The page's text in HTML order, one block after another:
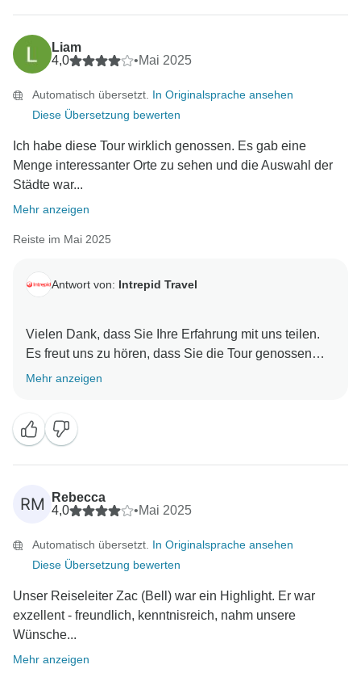
Erfahrung bereichert hat. Wir freuen uns darauf, Sie
bald bei einem weiteren Intrepid-Abenteuer begrüßen
Liam
4,0
•Mai 2025
Automatisch übersetzt. In Originalsprache ansehen
Diese Übersetzung bewerten
Ich habe diese Tour wirklich genossen. Es gab eine
Menge interessanter Orte zu sehen und die Auswahl der
Städte war...
Mehr anzeigen
Reiste im Mai 2025
Antwort von: Intrepid Travel
Vielen Dank, dass Sie Ihre Erfahrung mit uns teilen.
Es freut uns zu hören, dass Sie die Tour genossen
haben und dass die Städte und Zac einen
Ausgewogenheit der Aktivitäten. Wir werden dies im
Hinterkopf behalten, wenn wir nach Möglichkeiten
suchen, die Erfahrungen unserer Kunden zu
verbessern. Nochmals vielen Dank für Ihre
freundlichen Worte und dafür, dass Sie die Tour
einem unserer Abenteuer begrüßen zu dürfen.
Mehr anzeigen
RM
Rebecca
4,0
•Mai 2025
Automatisch übersetzt. In Originalsprache ansehen
Diese Übersetzung bewerten
Unser Reiseleiter Zac (Bell) war ein Highlight. Er war
exzellent - freundlich, kenntnisreich, nahm unsere
Wünsche...
Mehr anzeigen